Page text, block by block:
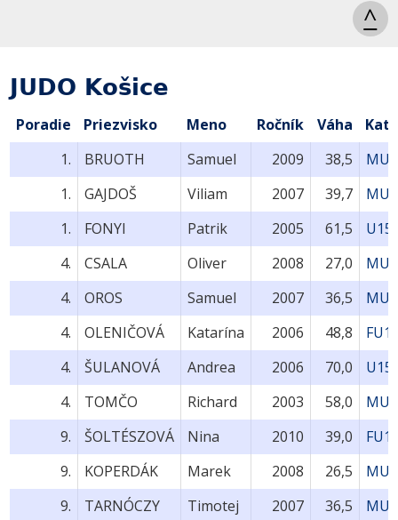
^
JUDO Košice
Poradie Priezvisko Meno Ročník Váha
1.
BRUOTH Samuel 2009 38,5
1.
GAJDOŠ Viliam 2007 39,7
1.
FONYI Patrik 2005 61,5
4.
CSALA Oliver 2008 27,0
4.
OROS Samuel 2007 36,5
4.
OLENIČOVÁ Katarína 2006 48,8
4.
ŠULANOVÁ Andrea 2006 70,0
4.
TOMČO Richard 2003 58,0
9.
ŠOLTÉSZOVÁ Nina 2010 39,0
9.
KOPERDÁK Marek 2008 26,5
9.
TARNÓCZY Timotej 2007 36,5